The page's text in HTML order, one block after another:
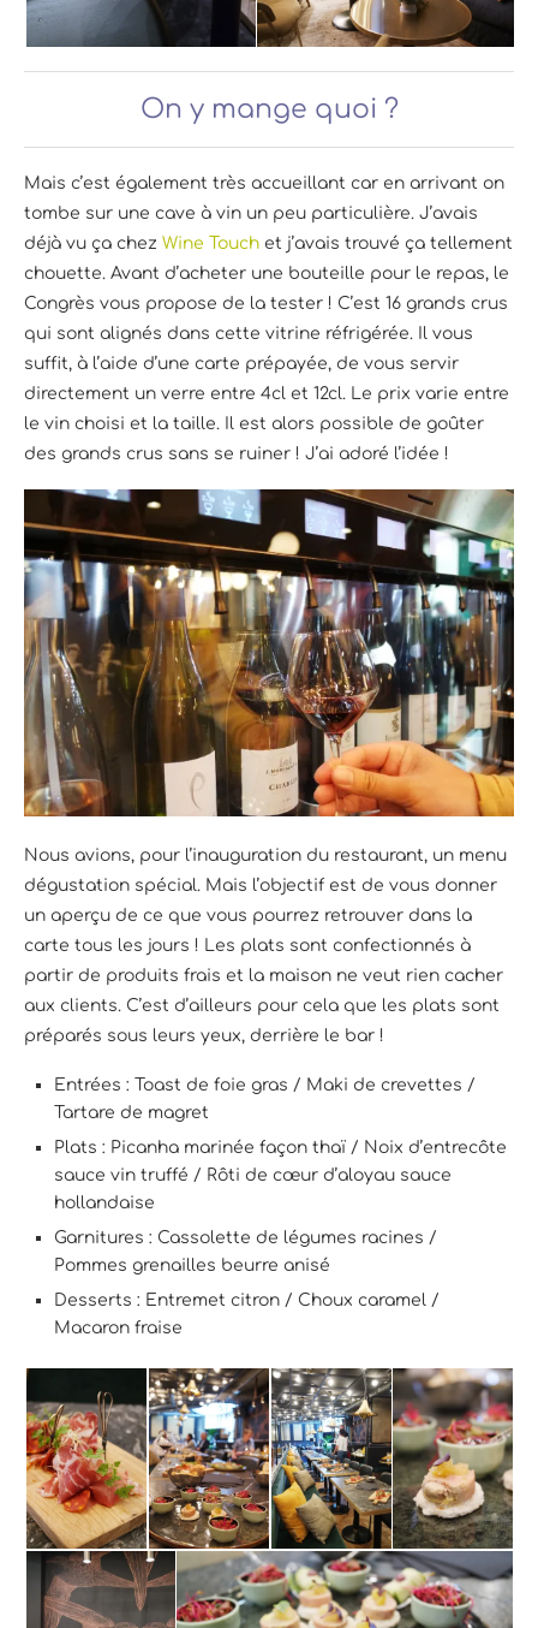
On y mange quoi ?
Mais c’est également très accueillant car en arrivant on
tombe sur une cave à vin un peu particulière. J’avais
déjà vu ça chez Wine Touch et j’avais trouvé ça tellement
chouette. Avant d’acheter une bouteille pour le repas, le
Congrès vous propose de la tester ! C’est 16 grands crus
qui sont alignés dans cette vitrine réfrigérée. Il vous
suffit, à l’aide d’une carte prépayée, de vous servir
directement un verre entre 4cl et 12cl. Le prix varie entre
le vin choisi et la taille. Il est alors possible de goûter
des grands crus sans se ruiner ! J’ai adoré l’idée !
Nous avions, pour l’inauguration du restaurant, un menu
dégustation spécial. Mais l’objectif est de vous donner
un aperçu de ce que vous pourrez retrouver dans la
carte tous les jours ! Les plats sont confectionnés à
partir de produits frais et la maison ne veut rien cacher
aux clients. C’est d’ailleurs pour cela que les plats sont
préparés sous leurs yeux, derrière le bar !
Entrées : Toast de foie gras / Maki de crevettes /
Tartare de magret
Plats : Picanha marinée façon thaï / Noix d’entrecôte
sauce vin truffé / Rôti de cœur d’aloyau sauce
hollandaise
Garnitures : Cassolette de légumes racines /
Pommes grenailles beurre anisé
Desserts : Entremet citron / Choux caramel /
Macaron fraise